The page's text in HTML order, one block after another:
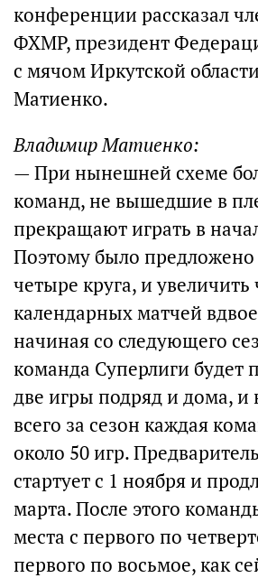
конференции рассказал
ФХМР, президент
с мячом Иркутской
Матиенко.
Владимир Матиенко:
— При нынешней схеме
команд, не вышедшие в
прекращают играть в
Поэтому было предложено
четыре круга, и увеличить
календарных матчей
начиная со следующего
команда Суперлиги будет
две игры подряд и дома, и
всего за сезон каждая
около 50 игр.
стартует с 1 ноября и
марта. После этого
места с первого по
первого по восьмое, как